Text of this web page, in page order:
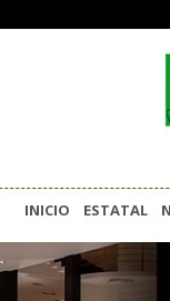
INICIO ESTATAL